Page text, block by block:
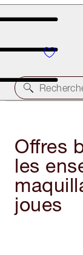
DERNIÈRE
Offres
les
joues